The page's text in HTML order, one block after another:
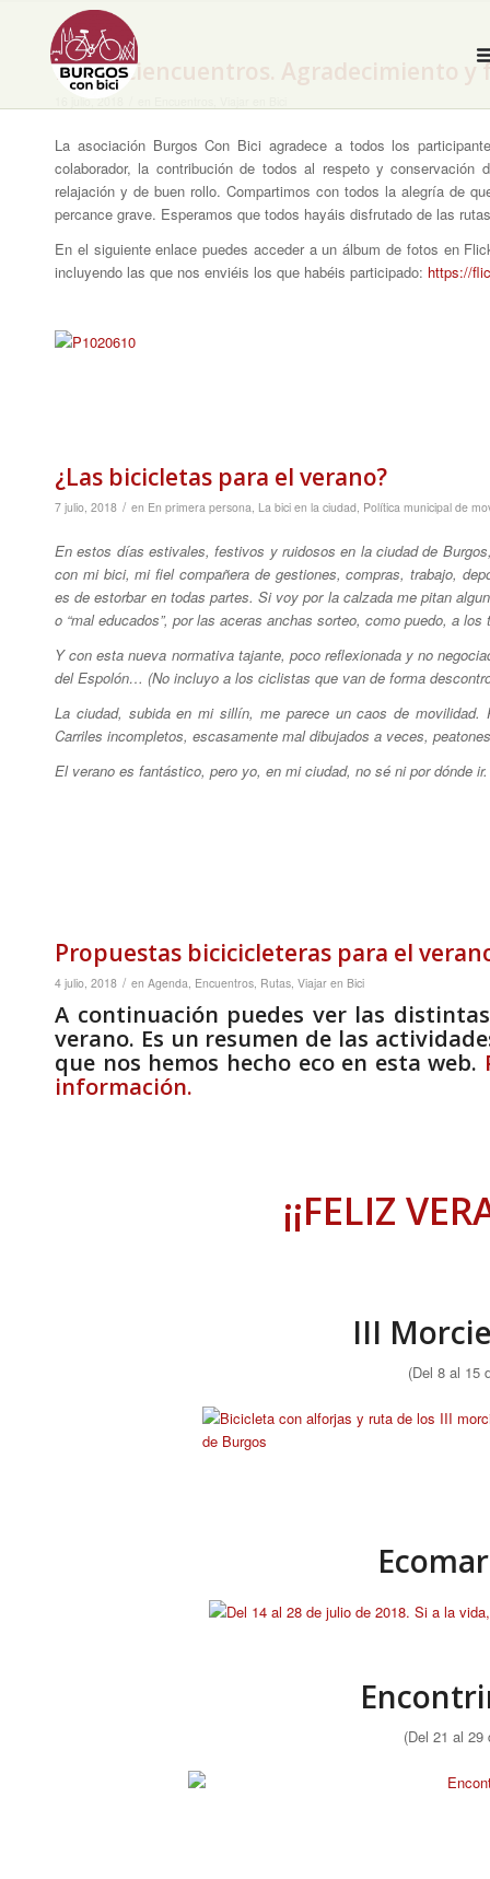
III Morciencuentros. Agradecimiento y
16 julio, 2018
La asociación Burgos Con Bici agradece a todos los
colaborador, la contribución de todos al respeto y
relajación y de buen rollo. Compartimos con todos la alegría de
percance grave. Esperamos que todos hayáis disfrutado de las
En el siguiente enlace puedes acceder a un álbum de fotos en
incluyendo las que nos enviéis los que habéis participado: https://
¿Las bicicletas para el verano?
7 julio, 2018 / en En primera persona, La bici en la ciudad, Política municipal de
En estos días estivales, festivos y ruidosos en la ciudad de
con mi bici, mi fiel compañera de gestiones, compras, trabajo,
es de estorbar en todas partes. Si voy por la calzada me pitan
o “mal educados”, por las aceras anchas sorteo, como puedo, a los
Y con esta nueva normativa tajante, poco reflexionada y no
del Espolón… (No incluyo a los ciclistas que van de forma
La ciudad, subida en mi sillín, me parece un caos de
Carriles incompletos, escasamente mal dibujados a veces,
El verano es fantástico, pero yo, en mi ciudad, no sé ni por dónde
Propuestas bicicicleteras para el
4 julio, 2018 / en Agenda, Encuentros, Rutas, Viajar en Bici
A continuación puedes ver las
verano. Es un resumen de las
que nos hemos hecho eco en esta web.
información.
¡¡FELIZ
III
(Del 8 al 15
(Del 21 al 29